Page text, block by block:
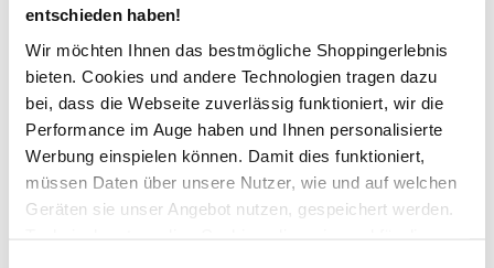
entschieden haben!
Wir möchten Ihnen das bestmögliche Shoppingerlebnis
bieten. Cookies und andere Technologien tragen dazu
bei, dass die Webseite zuverlässig funktioniert, wir die
Performance im Auge haben und Ihnen personalisierte
Werbung einspielen können. Damit dies funktioniert,
müssen Daten über unsere Nutzer, wie und auf welchen
Geräten sie unser Angebot nutzen, gespeichert werden.
Damen Slip im 2er Pack
Wunderschöne Spitzen-Höschen von Dorina
Im praktischen 2er Pack
Zartes Mesh-Material mit Spitzeneinsatz
Schmaler Gummzug am Bund